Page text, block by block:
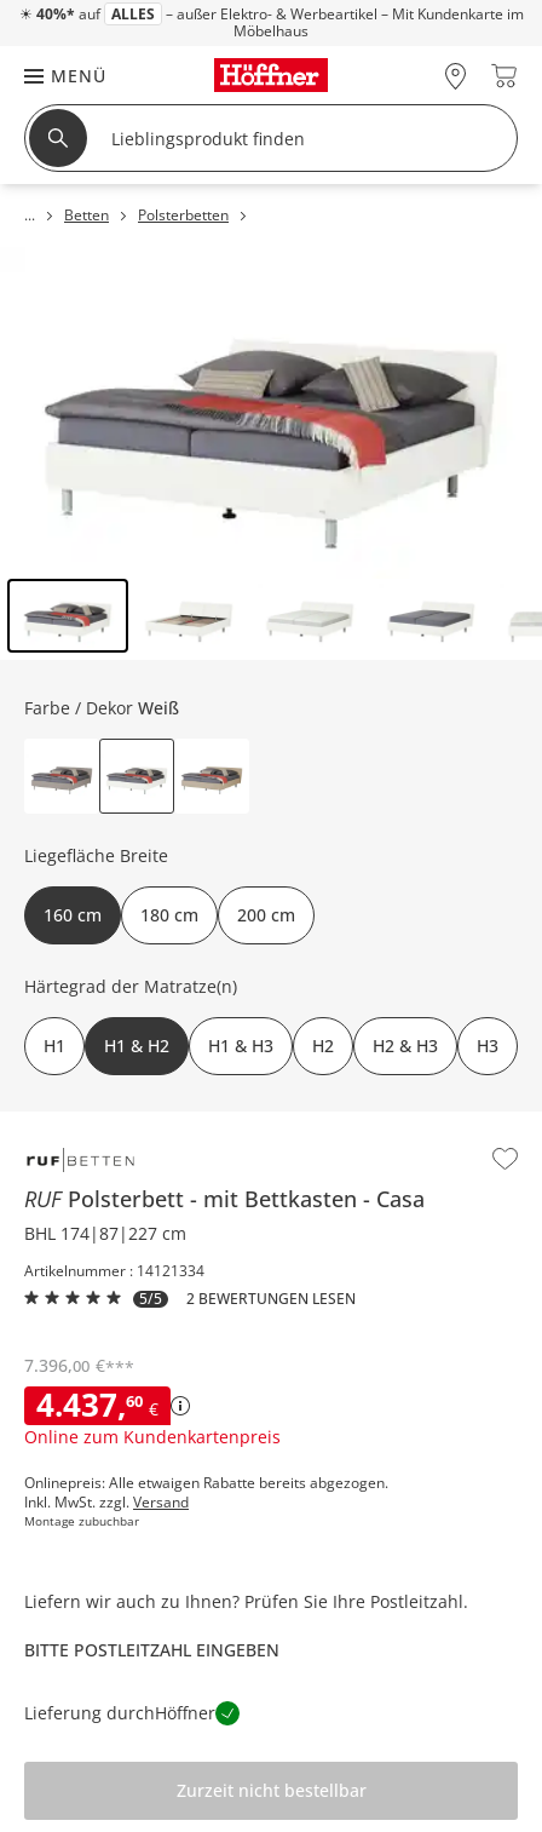
☀ 40%* auf ALLES – außer Elektro- & Werbeartikel – Mit Kundenkarte im
Möbelhaus
MENÜ
Betten Polsterbetten
RUF Polsterbett mit Bettkasten Casa
BHL 174|87|227 cm
Artikelnummer : 14121334
5/5
2 BEWERTUNGEN LESEN
4.437,60 €
Online zum Kundenkartenpreis
7.396,00 €***
Onlinepreis: Alle etwaigen Rabatte bereits abgezogen.
Inkl. MwSt. zzgl.Versand
Montage zubuchbar
Farbe / Dekor Weiß
Liegefläche Breite
160 cm 180 cm 200 cm
Härtegrad der Matratze(n)
H1 H1 & H2 H1 & H3 H2 H2 & H3 H3
Liefern wir auch zu Ihnen? Prüfen Sie Ihre Postleitzahl.
BITTE POSTLEITZAHL EINGEBEN
Lieferung durchHöffner
Zurzeit nicht bestellbar